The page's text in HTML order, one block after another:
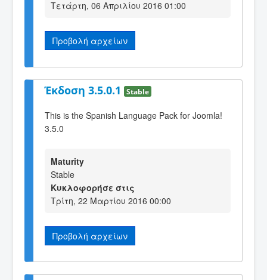
Τετάρτη, 06 Απριλίου 2016 01:00
Προβολή αρχείων
Έκδοση 3.5.0.1 Stable
This is the Spanish Language Pack for Joomla!
3.5.0
Maturity
Stable
Κυκλοφορήσε στις
Τρίτη, 22 Μαρτίου 2016 00:00
Προβολή αρχείων